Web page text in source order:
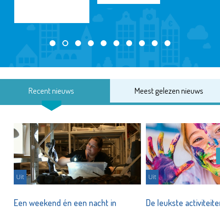
Recent nieuws Meest gelezen nieuws
Uit
Een weekend én een nacht in
Uit
De leukste